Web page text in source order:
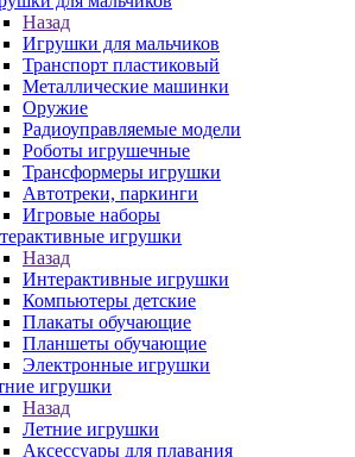
Назад
Игрушки для мальчиков
Транспорт пластиковый
Металлические машинки
Оружие
Радиоуправляемые модели
Роботы игрушечные
Трансформеры игрушки
Автотреки, паркинги
Игровые наборы
игрушки
Назад
Интерактивные игрушки
Компьютеры детские
Плакаты обучающие
Планшеты обучающие
Электронные игрушки
игрушки
Назад
Летние игрушки
Аксессуары для плавания